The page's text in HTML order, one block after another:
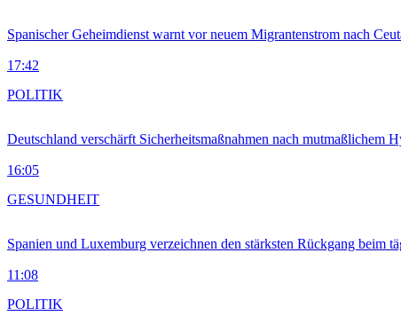
Spanischer Geheimdienst warnt vor neuem Migrantenstrom nach
17:42
Deutschland verschärft Sicherheitsmaßnahmen nach mutmaßlichem
16:05
POLITIK
Spanien und Luxemburg verzeichnen den stärksten Rückgang beim
11:08
GESUNDHEIT
POLITIK